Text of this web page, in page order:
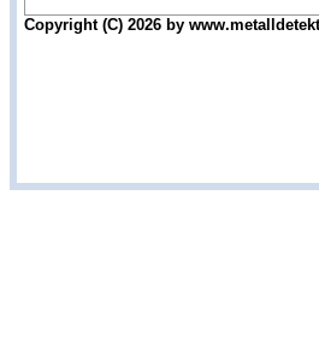
Copyright (C) 2026 by